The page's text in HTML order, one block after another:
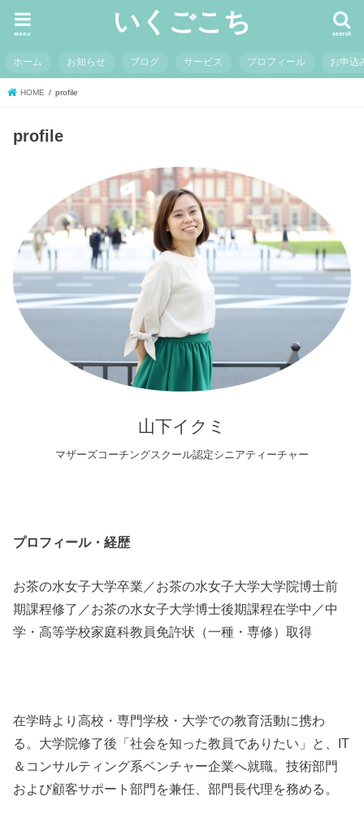
いくごこち search
menu
ホーム お知らせ ブログ サービス プロフィール お申込
HOME profile
profile
山下イクミ
マザーズコーチングスクール認定シニアティーチャー
プロフィール・経歴
お茶の水女子大学卒業／お茶の水女子大学大学院博士前
期課程修了／お茶の水女子大学博士後期課程在学中／中
学・高等学校家庭科教員免許状（一種・専修）取得
在学時より高校・専門学校・大学での教育活動に携わ
る。大学院修了後「社会を知った教員でありたい」と、IT
＆コンサルティング系ベンチャー企業へ就職。技術部門
および顧客サポート部門を兼任、部門長代理を務める。